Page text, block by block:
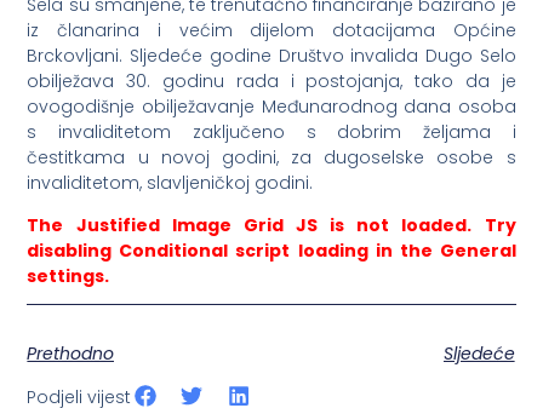
iz članarina i većim dijelom dotacijama Općine
Brckovljani. Sljedeće godine Društvo invalida Dugo Selo
obilježava 30. godinu rada i postojanja, tako da je
ovogodišnje obilježavanje Međunarodnog dana osoba
s invaliditetom zaključeno s dobrim željama i
čestitkama u novoj godini, za dugoselske osobe s
invaliditetom, slavljeničkoj godini.
The Justified Image Grid JS is not loaded. Try
disabling Conditional script loading in the General
settings.
Prethodno
Sljedeće
Podjeli vijest